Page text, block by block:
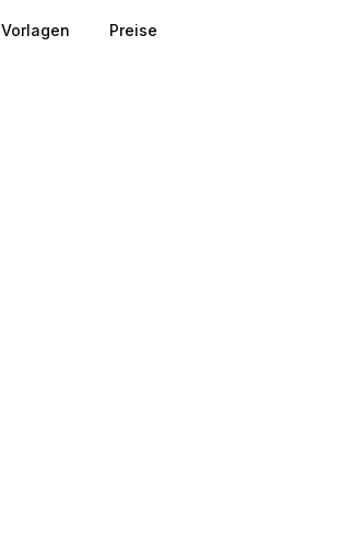
Vorlagen Preise